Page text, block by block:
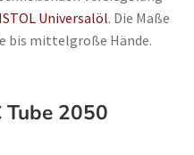
Universalöl. Die Maße
bis mittelgroße Hände.
Tube 2050